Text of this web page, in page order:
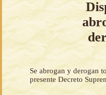
Se abrogan y derogan
presente Decreto